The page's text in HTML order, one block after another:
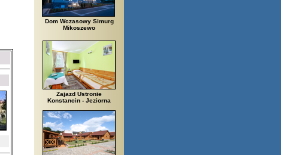
Dom Wczasowy Simurg
Mikoszewo
Zajazd Ustronie
Konstancin - Jeziorna